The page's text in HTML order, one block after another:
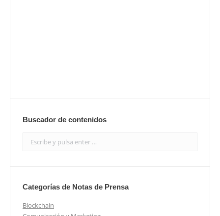
Buscador de contenidos
Categorías de Notas de Prensa
Blockchain